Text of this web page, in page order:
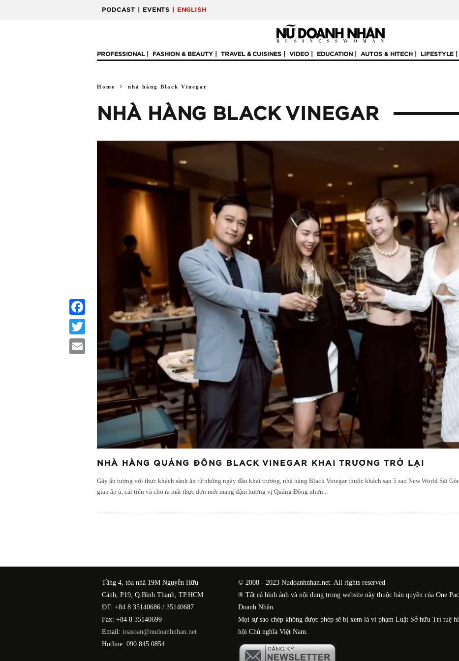
PODCAST | EVENTS | ENGLISH
PROFESSIONAL FASHION & BEAUTY TRAVEL & CUISINES VIDEO EDUCATION AUTOS & HITECH LIFESTYLE
Home nhà hàng Black Vinegar
NHÀ HÀNG BLACK VINEGAR
NHÀ HÀNG QUẢNG ĐÔNG BLACK VINEGAR KHAI TRƯƠNG TRỞ LẠI
Gây ấn tượng với thực khách sành ăn từ những ngày đầu khai trương, nhà hàng Black Vinegar thuộc khách sạn 5 sao New World Sài
gian ấp ủ, cải tiến và cho ra mắt thực đơn mới mang đậm hương vị Quảng Đông nhưn...
Facebook
Twitter
Tầng 4, tòa nhà 19M Nguyễn Hữu
Cảnh, P19, Q.Bình Thạnh, TP.HCM
ĐT: +84 8 35140686 / 35140687
Fax: +84 8 35140699
Email: toasoan@nudoanhnhan.net
Hotline: 090 845 0854
© 2008 - 2023 Nudoanhnhan.net. All rights reserved
® Tất cả hình ảnh và nội dung trong website này thuộc bản quyền của One
Doanh Nhân.
Mọi sự sao chép không được phép sẽ bị xem là vi phạm Luật Sở hữu Trí tuệ
hội Chủ nghĩa Việt Nam.